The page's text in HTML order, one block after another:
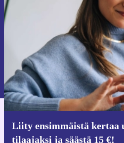
Liity ensimmäistä kertaa
tilaajaksi ja säästä 15 €!
Älä missaa enää
Pyydä
Lisätietoja henkilötietojen käytöstä
iOS:lle ja